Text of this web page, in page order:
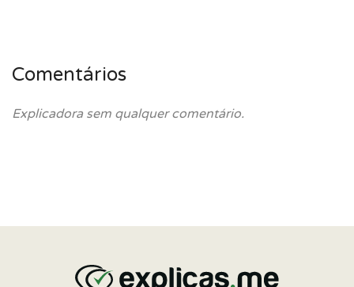
Comentários
Explicadora sem qualquer comentário.